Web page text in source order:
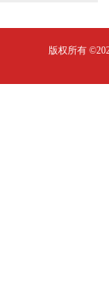
版权所有